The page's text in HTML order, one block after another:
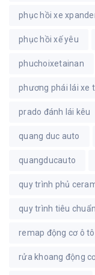
phục hồi xe
phục hồi xế yêu
phuchoixetainan
phương phái lái xe
prado đánh lái kêu
quang duc auto
quangducauto
quy trình phủ
quy trình tiêu
remap động cơ ô tô
rửa khoang động